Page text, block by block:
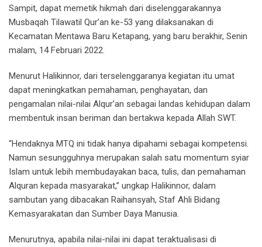
Sampit, dapat memetik hikmah dari diselenggarakannya
Musbaqah Tilawatil Qur’an ke-53 yang dilaksanakan di
Kecamatan Mentawa Baru Ketapang, yang baru berakhir, Senin
malam, 14 Februari 2022.
Menurut Halikinnor, dari terselenggaranya kegiatan itu umat
dapat meningkatkan pemahaman, penghayatan, dan
pengamalan nilai-nilai Alqur’an sebagai landas kehidupan dalam
membentuk insan beriman dan bertakwa kepada Allah SWT.
“Hendaknya MTQ ini tidak hanya dipahami sebagai kompetensi.
Namun sesungguhnya merupakan salah satu momentum syiar
Islam untuk lebih membudayakan baca, tulis, dan pemahaman
Alquran kepada masyarakat,” ungkap Halikinnor, dalam
sambutan yang dibacakan Raihansyah, Staf Ahli Bidang
Kemasyarakatan dan Sumber Daya Manusia.
Menurutnya, apabila nilai-nilai ini dapat teraktualisasi di